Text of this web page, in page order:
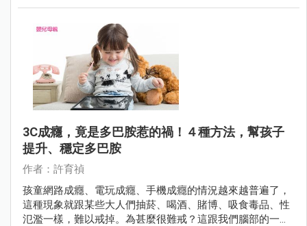
3C成癮，竟是多巴胺惹的禍！４種方法，幫孩子
提升、穩定多巴胺
作者：許育禎
孩童網路成癮、電玩成癮、手機成癮的情況越來越普遍了，
這種現象就跟某些大人們抽菸、喝酒、賭博、吸食毒品、性
氾濫一樣，難以戒掉。為甚麼很難戒？這跟我們腦部的一種